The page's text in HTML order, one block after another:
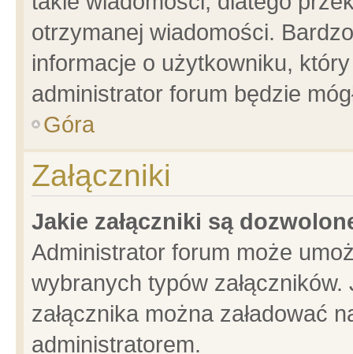
otrzymanej wiadomości.
informacje o użytkowniku,
administrator forum będzie
Góra
Załączniki
Jakie załączniki są
Administrator forum może
wybranych typów
załącznika można załadować
administratorem.